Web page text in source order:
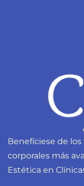
Benefíciese de
corporales más
Estética en